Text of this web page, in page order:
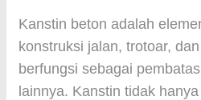
Kanstin beton adalah
konstruksi jalan, trotoar,
berfungsi sebagai
lainnya. Kanstin tidak